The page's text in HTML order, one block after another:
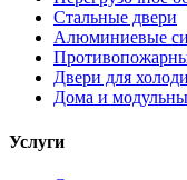
Стальные двери
Алюминиевые
Двери для
Дома и
Услуги